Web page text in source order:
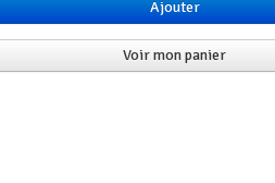
Ajouter
Voir mon panier